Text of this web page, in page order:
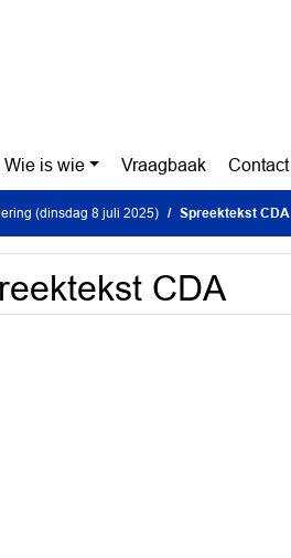
Wie is wie Vraagbaak Contact
(dinsdag 8 juli 2025) Spreektekst CDA
CDA